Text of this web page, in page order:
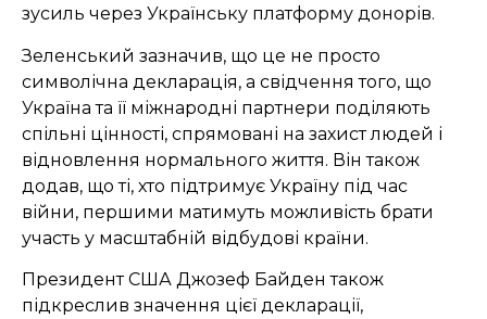
зусиль через Українську платформу донорів.
Зеленський зазначив, що це не просто
символічна декларація, а свідчення того, що
Україна та її міжнародні партнери поділяють
спільні цінності, спрямовані на захист людей і
відновлення нормального життя. Він також
додав, що ті, хто підтримує Україну під час
війни, першими матимуть можливість брати
участь у масштабній відбудові країни.
Президент США Джозеф Байден також
підкреслив значення цієї декларації,